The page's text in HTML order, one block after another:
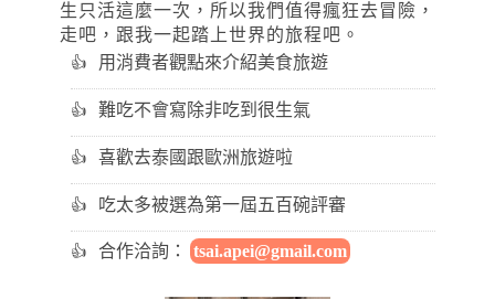
生只活這麼一次，所以我們值得瘋狂去冒險，
走吧，跟我一起踏上世界的旅程吧。
用消費者觀點來介紹美食旅遊
難吃不會寫除非吃到很生氣
喜歡去泰國跟歐洲旅遊啦
吃太多被選為第一屆五百碗評審
合作洽詢： tsai.apei@gmail.com